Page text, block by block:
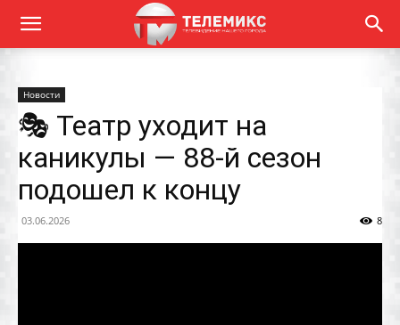
Новости
🎭 Театр уходит на
каникулы — 88-й сезон
подошел к концу
03.06.2026 8